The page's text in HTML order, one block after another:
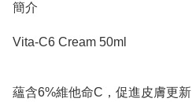
簡介
Vita-C6 Cream 50ml
蘊含6%維他命C，促進皮膚更新